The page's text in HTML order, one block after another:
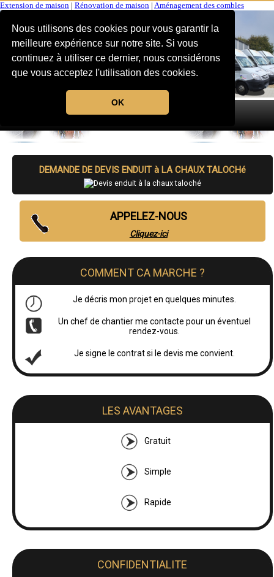
Nous utilisons des cookies pour vous garantir la
meilleure expérience sur notre site. Si vous
continuez à utiliser ce dernier, nous considérons
que vous acceptez l'utilisation des cookies.
OK
Extension de maison Rénovation de maison Aménagement des combles
MENU
DEMANDE DE DEVIS ENDUIT à LA CHAUX TALOCHé
APPELEZ-NOUS
Cliquez-ici
COMMENT CA MARCHE ?
Je décris mon projet en quelques minutes.
Un chef de chantier me contacte pour un éventuel
rendez-vous.
Je signe le contrat si le devis me convient.
LES AVANTAGES
Gratuit
Simple
Rapide
CONFIDENTIALITE